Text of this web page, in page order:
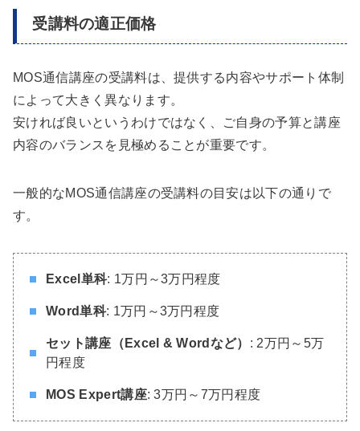
受講料の適正価格
MOS通信講座の受講料は、提供する内容やサポート体制
によって大きく異なります。
安ければ良いというわけではなく、ご自身の予算と講座
内容のバランスを見極めることが重要です。
一般的なMOS通信講座の受講料の目安は以下の通りで
す。
Excel単科: 1万円～3万円程度
Word単科: 1万円～3万円程度
セット講座（Excel & Wordなど） : 2万円～5万
円程度
MOS Expert講座: 3万円～7万円程度